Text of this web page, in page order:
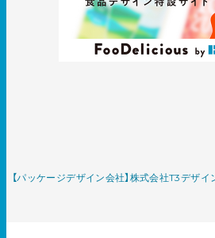
【パッケージデザイン会社】株式会社T3デザイ